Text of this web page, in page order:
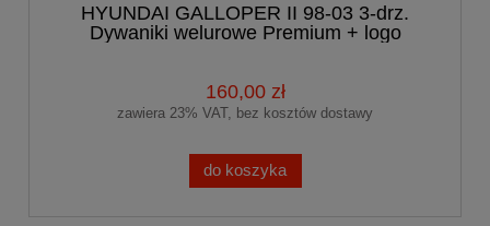
HYUNDAI GALLOPER II 98-03 3-drz.
Dywaniki welurowe Premium + logo
160,00 zł
zawiera 23% VAT, bez kosztów dostawy
do koszyka